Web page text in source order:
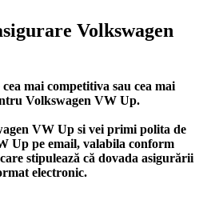
Volkswagen
mai competitiva sau cea mai
Volkswagen VW Up.
VW Up si vei primi polita de
Up pe email, valabila conform
stipulează că dovada asigurării
electronic.